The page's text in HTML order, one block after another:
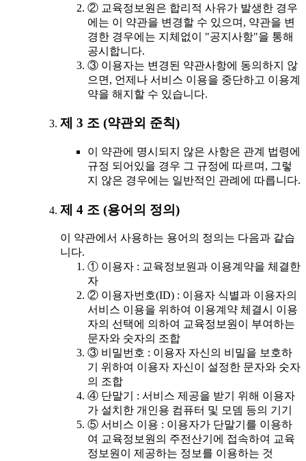
② 교육정보원은 합리적 사유가 발생한 경우
에는 이 약관을 변경할 수 있으며, 약관을 변
경한 경우에는 지체없이 "공지사항"을 통해
공시합니다.
③ 이용자는 변경된 약관사항에 동의하지 않
으면, 언제나 서비스 이용을 중단하고 이용계
약을 해지할 수 있습니다.
제 3 조 (약관외 준칙)
이 약관에 명시되지 않은 사항은 관계 법령에
규정 되어있을 경우 그 규정에 따르며, 그렇
지 않은 경우에는 일반적인 관례에 따릅니다.
제 4 조 (용어의 정의)
이 약관에서 사용하는 용어의 정의는 다음과 같습
니다.
① 이용자 : 교육정보원과 이용계약을 체결한
자
② 이용자번호(ID) : 이용자 식별과 이용자의
서비스 이용을 위하여 이용계약 체결시 이용
자의 선택에 의하여 교육정보원이 부여하는
문자와 숫자의 조합
③ 비밀번호 : 이용자 자신의 비밀을 보호하
기 위하여 이용자 자신이 설정한 문자와 숫자
의 조합
④ 단말기 : 서비스 제공을 받기 위해 이용자
가 설치한 개인용 컴퓨터 및 모뎀 등의 기기
⑤ 서비스 이용 : 이용자가 단말기를 이용하
여 교육정보원의 주전산기에 접속하여 교육
정보원이 제공하는 정보를 이용하는 것